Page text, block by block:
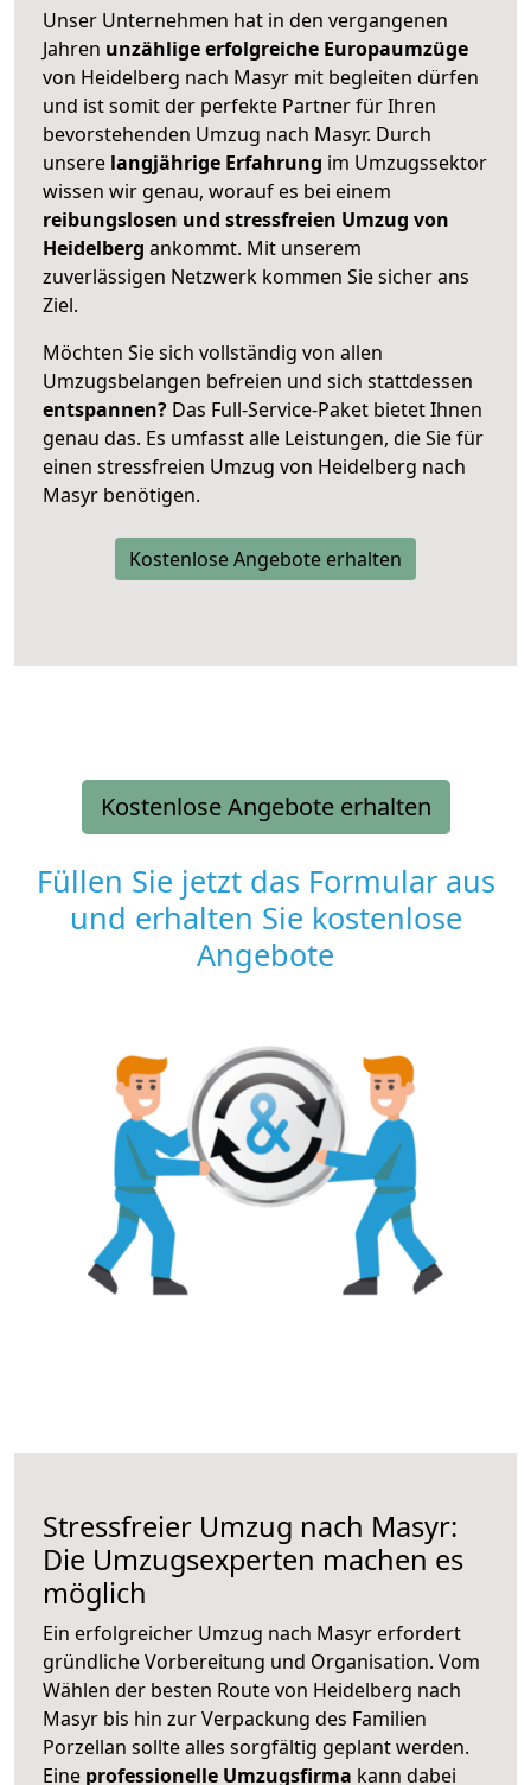
Unser Unternehmen hat in den vergangenen
Jahren unzählige erfolgreiche Europaumzüge
von Heidelberg nach Masyr mit begleiten dürfen
und ist somit der perfekte Partner für Ihren
bevorstehenden Umzug nach Masyr. Durch
unsere langjährige Erfahrung im Umzugssektor
wissen wir genau, worauf es bei einem
reibungslosen und stressfreien Umzug von
Heidelberg ankommt. Mit unserem
zuverlässigen Netzwerk kommen Sie sicher ans
Ziel.
Möchten Sie sich vollständig von allen
Umzugsbelangen befreien und sich stattdessen
entspannen? Das Full-Service-Paket bietet Ihnen
genau das. Es umfasst alle Leistungen, die Sie für
einen stressfreien Umzug von Heidelberg nach
Masyr benötigen.
Kostenlose Angebote erhalten
Kostenlose Angebote erhalten
Füllen Sie jetzt das Formular aus
und erhalten Sie kostenlose
Angebote
Stressfreier Umzug nach Masyr:
Die Umzugsexperten machen es
möglich
Ein erfolgreicher Umzug nach Masyr erfordert
gründliche Vorbereitung und Organisation. Vom
Wählen der besten Route von Heidelberg nach
Masyr bis hin zur Verpackung des Familien
Porzellan sollte alles sorgfältig geplant werden.
Eine professionelle Umzugsfirma kann dabei